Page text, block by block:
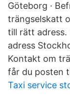
Göteborg ·
trängselskatt
till rätt adress.
adress
Kontakt om
får du posten
Taxi service